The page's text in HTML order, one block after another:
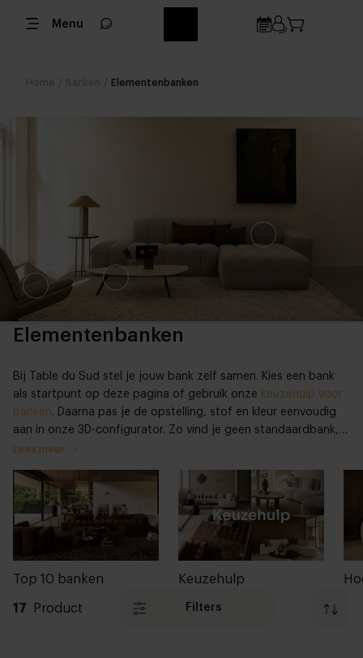
Menu
Elementenbanken
Elementenbanken
Bij Table du Sud stel je jouw bank zelf samen. Kies een bank
als startpunt op deze pagina of gebruik onze keuzehulp voor
banken. Daarna pas je de opstelling, stof en kleur eenvoudig
aan in onze 3D-configurator. Zo vind je geen standaardbank,
maar een bank die past bij je ruimte, woonstijl en dagelijks
Lees meer
Top 10 banken Keuzehulp
17 Product Filters